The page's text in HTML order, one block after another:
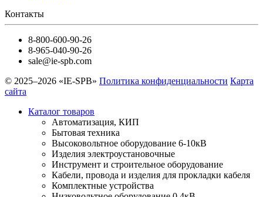
Контакты
8-800-600-90-26
8-965-040-90-26
sale@ie-spb.com
© 2025–2026 «IE-SPB» Политика конфиденциальности Карта
сайта
Каталог товаров
Автоматизация, КИП
Бытовая техника
Высоковольтное оборудование 6-10кВ
Изделия электроустановочные
Инструмент и строительное оборудование
Кабели, провода и изделия для прокладки кабеля
Комплектные устройства